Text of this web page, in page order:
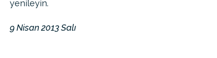
yenileyin.
9 Nisan 2013 Salı